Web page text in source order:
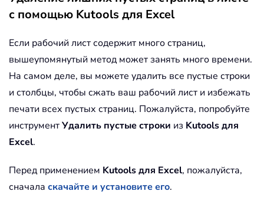
с помощью Kutools для Excel
Если рабочий лист содержит много страниц,
вышеупомянутый метод может занять много времени.
На самом деле, вы можете удалить все пустые строки
и столбцы, чтобы сжать ваш рабочий лист и избежать
печати всех пустых страниц. Пожалуйста, попробуйте
инструментУдалить пустые строки из Kutools для
Excel.
Перед применением Kutools для Excel, пожалуйста,
сначала скачайте и установите его.